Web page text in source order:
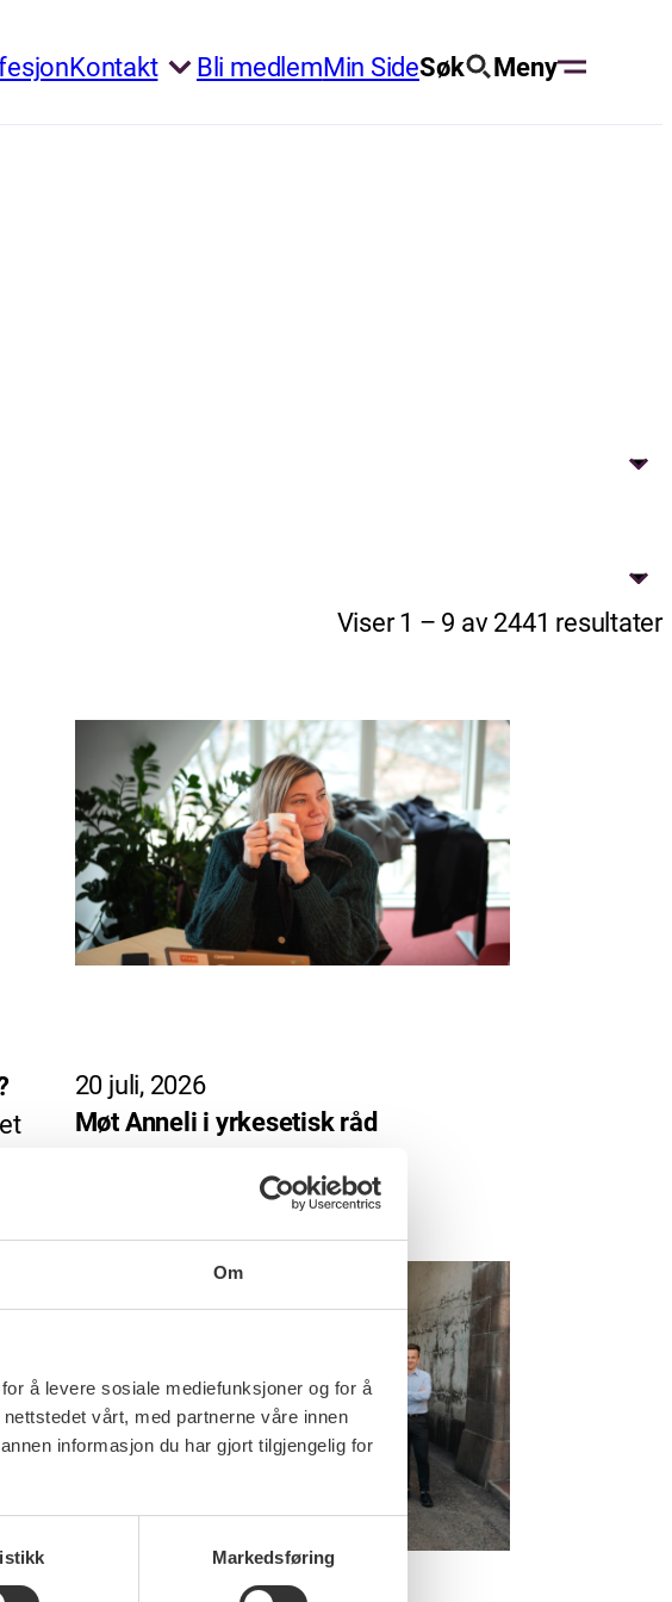
Om
å levere sosiale mediefunksjoner og for å
vårt, med partnerne våre innen
informasjon du har gjort tilgjengelig for
Markedsføring
Kontakt Bli medlemMin SideSøk Meny
Viser 1 – 9 av 2441 resultater
20 juli, 2026
Møt Anneli i yrkesetisk råd